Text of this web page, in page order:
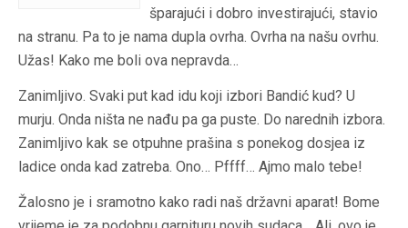
šparajući i dobro investirajući, stavio
na stranu. Pa to je nama dupla ovrha. Ovrha na našu ovrhu.
Užas! Kako me boli ova nepravda…
Zanimljivo. Svaki put kad idu koji izbori Bandić kud? U
murju. Onda ništa ne nađu pa ga puste. Do narednih izbora.
Zanimljivo kak se otpuhne prašina s ponekog dosjea iz
ladice onda kad zatreba. Ono… Pffff… Ajmo malo tebe!
Žalosno je i sramotno kako radi naš državni aparat! Bome